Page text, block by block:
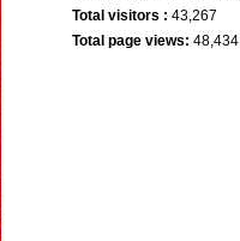
Total visitors : 43,267
Total page views: 48,434